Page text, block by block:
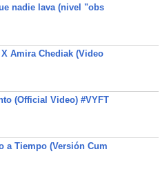
nadie lava (nivel "obs
Amira Chediak (Video
(Official Video) #VYFT
a Tiempo (Versión Cum